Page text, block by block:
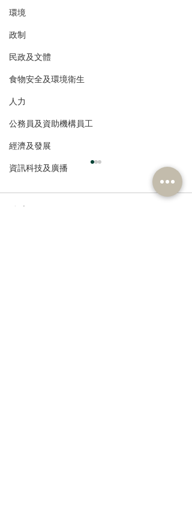
環境
政制
民政及文體
食物安全及環境衛生
人力
公務員及資助機構員工
經濟及發展
資訊科技及廣播
留言